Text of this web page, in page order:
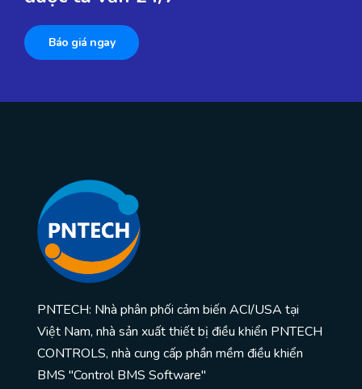
Báo giá ngay
PNTECH: Nhà phân phối cảm biến ACI/USA tại
Việt Nam, nhà sản xuất thiết bị điều khiển PNTECH
CONTROLS, nhà cung cấp phần mềm điều khiển
BMS "Control BMS Software"